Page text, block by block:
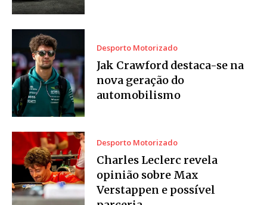
Desporto Motorizado
Jak Crawford destaca-se na
nova geração do
automobilismo
Desporto Motorizado
Charles Leclerc revela
opinião sobre Max
Verstappen e possível